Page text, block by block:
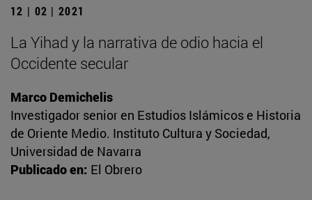
12 | 02 | 2021
La Yihad y la narrativa de odio hacia el
Occidente secular
Marco Demichelis
Investigador senior en Estudios Islámicos e Historia
de Oriente Medio. Instituto Cultura y Sociedad,
Universidad de Navarra
Publicado en: El Obrero